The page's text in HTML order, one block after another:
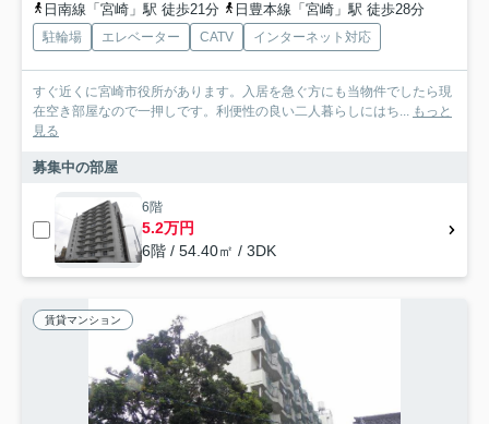
日南線「宮崎」駅 徒歩21分
日豊本線「宮崎」駅 徒歩28分
駐輪場 エレベーター CATV インターネット対応
すぐ近くに宮崎市役所があります。入居を急ぐ方にも当物件でしたら現
在空き部屋なので一押しです。利便性の良い二人暮らしにはち... もっと
見る
募集中の部屋
6階
5.2万円
6階 / 54.40㎡ / 3DK
賃貸マンション